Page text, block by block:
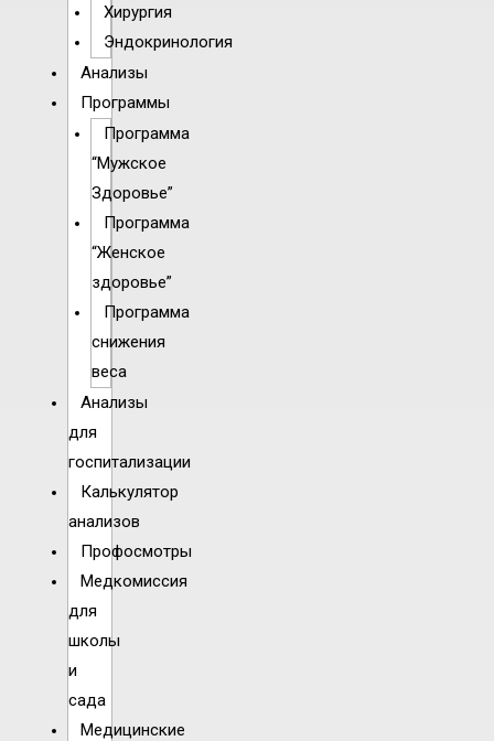
Хирургия
Эндокринология
Анализы
Программы
Программа
“Мужское
Здоровье”
Программа
“Женское
здоровье”
Программа
снижения
веса
Анализы
для
госпитализации
Калькулятор
анализов
Профосмотры
Медкомиссия
для
школы
и
сада
Медицинские